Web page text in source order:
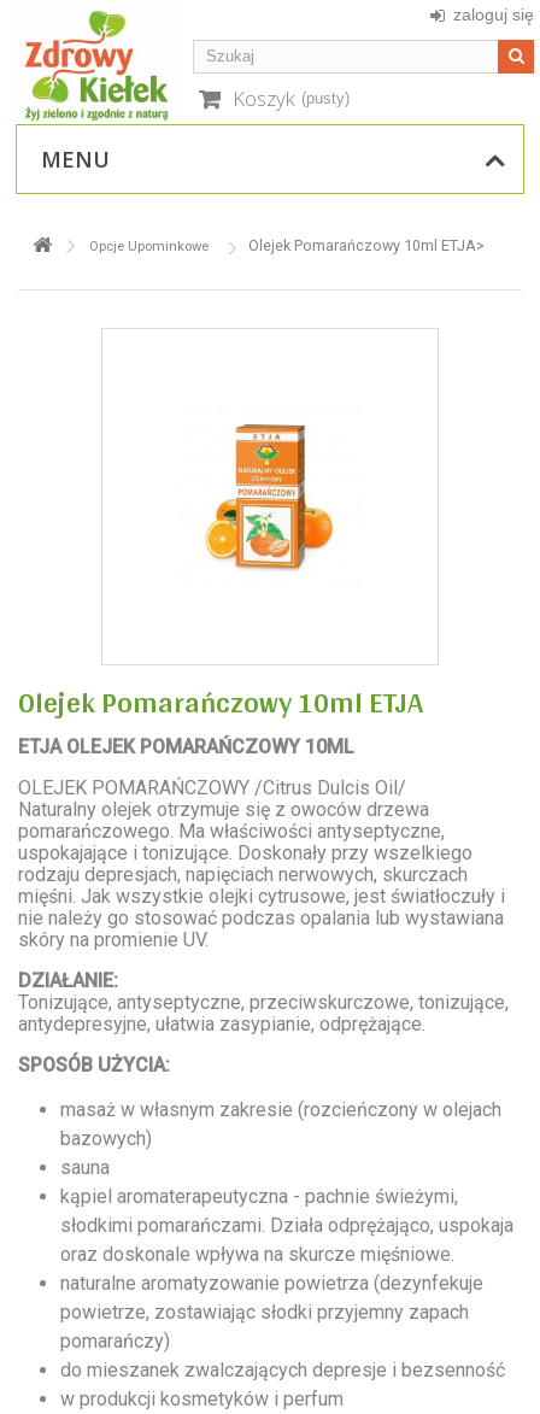
zaloguj się
Koszyk (pusty)
MENU
Opcje Upominkowe Olejek Pomarańczowy 10ml ETJA>
Olejek Pomarańczowy 10ml ETJA
ETJA OLEJEK POMARAŃCZOWY 10ML
OLEJEK POMARAŃCZOWY /Citrus Dulcis Oil/
Naturalny olejek otrzymuje się z owoców drzewa
pomarańczowego. Ma właściwości antyseptyczne,
uspokajające i tonizujące. Doskonały przy wszelkiego
rodzaju depresjach, napięciach nerwowych, skurczach
mięśni. Jak wszystkie olejki cytrusowe, jest światłoczuły i
nie należy go stosować podczas opalania lub wystawiana
skóry na promienie UV.
DZIAŁANIE:
Tonizujące, antyseptyczne, przeciwskurczowe, tonizujące,
antydepresyjne, ułatwia zasypianie, odprężające.
SPOSÓB UŻYCIA:
masaż w własnym zakresie (rozcieńczony w olejach
bazowych)
sauna
kąpiel aromaterapeutyczna - pachnie świeżymi,
słodkimi pomarańczami. Działa odprężająco, uspokaja
oraz doskonale wpływa na skurcze mięśniowe.
naturalne aromatyzowanie powietrza (dezynfekuje
powietrze, zostawiając słodki przyjemny zapach
pomarańczy)
do mieszanek zwalczających depresje i bezsenność
w produkcji kosmetyków i perfum